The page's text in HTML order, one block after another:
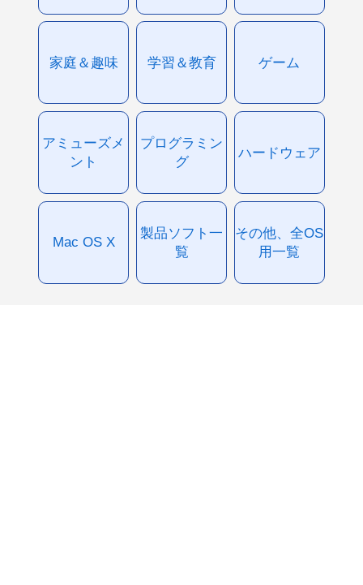
家庭＆趣味 学習＆教育 ゲーム
アミューズメ
ント
プログラミン
グ
ハードウェア
Mac OS X
製品ソフト一
覧
その他、全OS
用一覧